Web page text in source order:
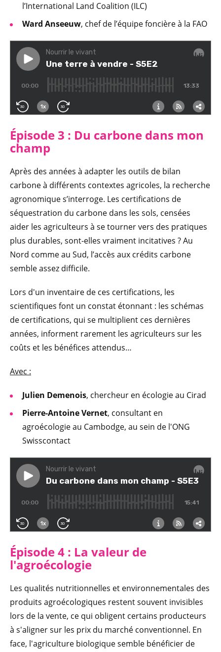
l’International Land Coalition (ILC)
Ward Anseeuw, chef de l’équipe foncière à la FAO
Épisode 3 : Du carbone dans mon
champ
Après des années à adapter les outils de bilan
carbone à différents contextes agricoles, la recherche
agronomique s’interroge. Les certifications de
séquestration du carbone dans les sols, censées
aider les agriculteurs à se tourner vers des pratiques
plus durables, sont-elles vraiment incitatives ? Au
Nord comme au Sud, l’accès aux crédits carbone
semble assez difficile.
Lors d'un inventaire de ces certifications, les
scientifiques font un constat étonnant : les schémas
de certifications, qui se multiplient ces dernières
années, informent rarement les agriculteurs sur les
coûts et les bénéfices attendus…
Avec :
Julien Demenois, chercheur en écologie au Cirad
Pierre-Antoine Vernet, consultant en
agroécologie au Cambodge, au sein de l'ONG
Swisscontact
Épisode 4 : La valeur de
l'agroécologie
Les qualités nutritionnelles et environnementales des
produits agroécologiques restent souvent invisibles
lors de la vente, ce qui obligent certains producteurs
à s'aligner sur les prix du marché conventionnel. En
face, l'agriculture biologique semble bénéficier de